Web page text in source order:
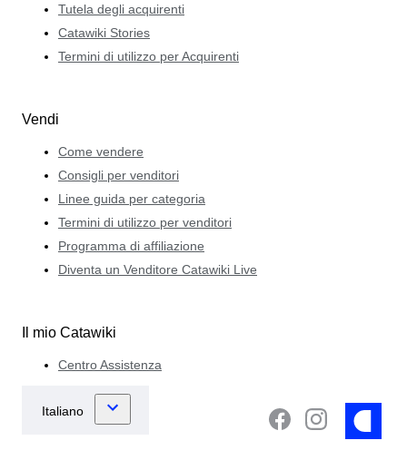
Tutela degli acquirenti
Catawiki Stories
Termini di utilizzo per Acquirenti
Vendi
Come vendere
Consigli per venditori
Linee guida per categoria
Termini di utilizzo per venditori
Programma di affiliazione
Diventa un Venditore Catawiki Live
Il mio Catawiki
Centro Assistenza